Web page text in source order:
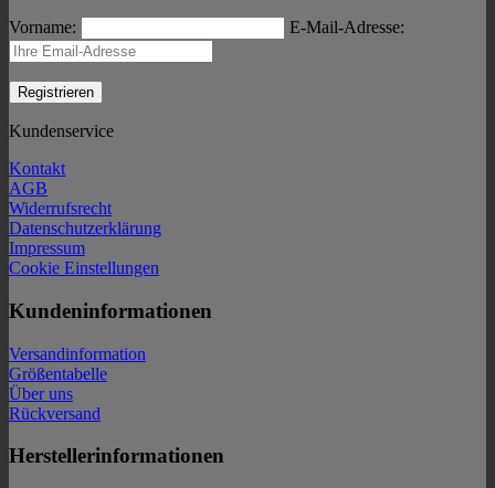
Vorname: E-Mail-Adresse:
Kundenservice
Kontakt
AGB
Widerrufsrecht
Datenschutzerklärung
Impressum
Cookie Einstellungen
Kundeninformationen
Versandinformation
Größentabelle
Über uns
Rückversand
Herstellerinformationen